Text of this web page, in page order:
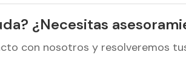
¿Necesitas
con nosotros y resolveremos